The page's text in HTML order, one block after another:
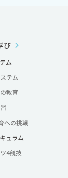
び
ム
テム
教育
への挑戦
ュラム
4競技